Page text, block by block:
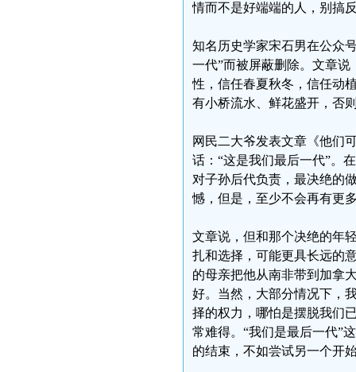
情而不是好端端的人，别搞
知名历史学家宋石男在公众
一代”而被屏蔽删除。文章
性，信任春夏秋冬，信任动
有小桥流水、鲜花盛开，否
网民二大爷发表文章《他们
话：“这是我们最后一代”。
对子孙后代负责，最决绝的
憾，但是，至少不会再有更
文章说，但和那个决绝的年
扎和选择，可能更具长远的
的母亲把他从南非带到加拿
好。当然，大部分情况下，
择的权力，哪怕是摆脱我们
常难得。“我们是最后一代”
的结束，不如尝试另一个开